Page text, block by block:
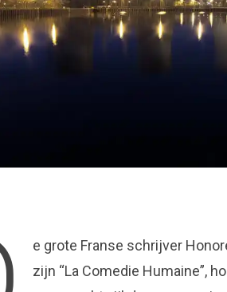
e grote Franse schrijver
zijn “La Comedie Humaine”,